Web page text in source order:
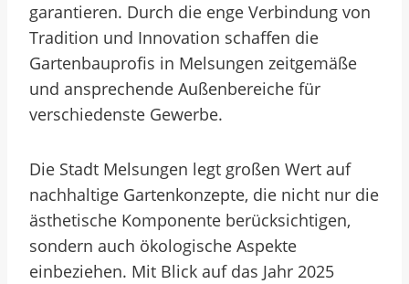
garantieren. Durch die enge Verbindung von
Tradition und Innovation schaffen die
Gartenbauprofis in Melsungen zeitgemäße
und ansprechende Außenbereiche für
verschiedenste Gewerbe.
Die Stadt Melsungen legt großen Wert auf
nachhaltige Gartenkonzepte, die nicht nur die
ästhetische Komponente berücksichtigen,
sondern auch ökologische Aspekte
einbeziehen. Mit Blick auf das Jahr 2025